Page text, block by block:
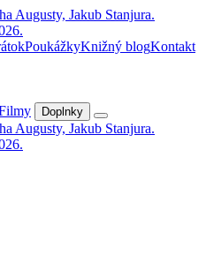
PoukážkyKnižný blogKontakt
Doplnky